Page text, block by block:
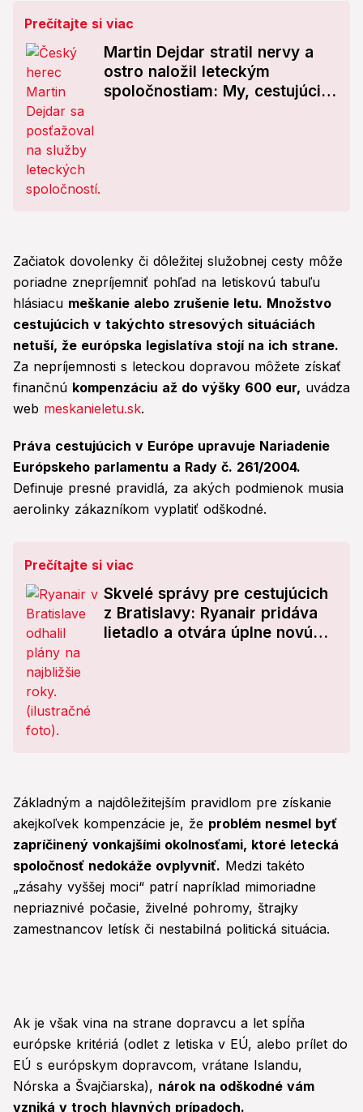
Prečítajte si viac
Martin Dejdar stratil nervy a
ostro naložil leteckým
spoločnostiam: My, cestujúci,
Začiatok dovolenky či dôležitej služobnej cesty môže
poriadne znepríjemniť pohľad na letiskovú tabuľu
hlásiacu meškanie alebo zrušenie letu. Množstvo
cestujúcich v takýchto stresových situáciách
netuší, že európska legislatíva stojí na ich strane.
Za nepríjemnosti s leteckou dopravou môžete získať
finančnú kompenzáciu až do výšky 600 eur, uvádza
web meskanieletu.sk.
Práva cestujúcich v Európe upravuje Nariadenie
Európskeho parlamentu a Rady č. 261/2004.
Definuje presné pravidlá, za akých podmienok musia
aerolinky zákazníkom vyplatiť odškodné.
Prečítajte si viac
Skvelé správy pre cestujúcich
z Bratislavy: Ryanair pridáva
lietadlo a otvára úplne novú
Základným a najdôležitejším pravidlom pre získanie
akejkoľvek kompenzácie je, že problém nesmel byť
zapríčinený vonkajšími okolnosťami, ktoré letecká
spoločnosť nedokáže ovplyvniť. Medzi takéto
„zásahy vyššej moci“ patrí napríklad mimoriadne
nepriaznivé počasie, živelné pohromy, štrajky
zamestnancov letísk či nestabilná politická situácia.
Ak je však vina na strane dopravcu a let spĺňa
európske kritériá (odlet z letiska v EÚ, alebo prílet do
EÚ s európskym dopravcom, vrátane Islandu,
Nórska a Švajčiarska), nárok na odškodné vám
vzniká v troch hlavných prípadoch.